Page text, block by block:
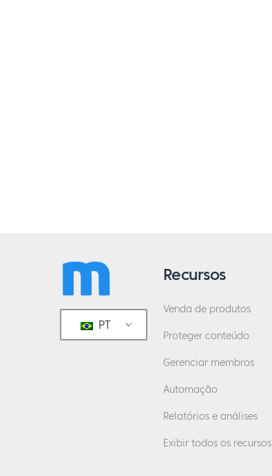
PT
Recursos
Venda de produtos
Proteger conteúdo
Gerenciar membros
Automação
Relatórios e análises
Exibir todos os recursos